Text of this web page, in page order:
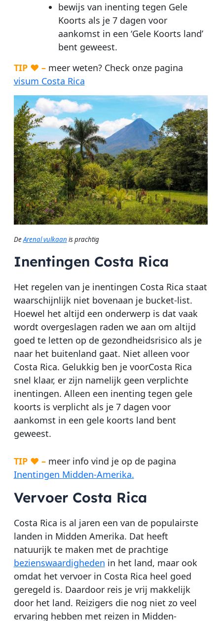
bewijs van inenting tegen Gele
Koorts als je 7 dagen voor
aankomst in een ‘Gele Koorts land’
bent geweest.
TIP ♥ –meer weten? Check onze pagina
visum Costa Rica
DeArenal vulkaan is prachtig
Inentingen Costa Rica
Het regelen van je inentingen Costa Rica staat
waarschijnlijk niet bovenaan je bucket-list.
Hoewel het altijd een onderwerp is dat vaak
wordt overgeslagen raden we aan om altijd
goed te letten op de gezondheidsrisico als je
naar het buitenland gaat. Niet alleen voor
Costa Rica. Gelukkig ben je voorCosta Rica
snel klaar, er zijn namelijk geen verplichte
inentingen. Alleen een inenting tegen gele
koorts is verplicht als je 7 dagen voor
aankomst in een gele koorts land bent
geweest.
TIP ♥ –meer info vind je op de pagina
Inentingen Midden-Amerika.
Vervoer Costa Rica
Costa Rica is al jaren een van de populairste
landen in Midden Amerika. Dat heeft
natuurijk te maken met de prachtige
bezienswaardigheden in het land, maar ook
omdat het vervoer in Costa Rica heel goed
geregeld is. Daardoor reis je vrij makkelijk
door het land. Reizigers die nog niet zo veel
ervaring hebben met reizen in Midden-